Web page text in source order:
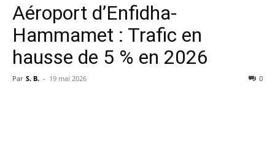
Aéroport d’Enfidha-
Hammamet : Trafic en
hausse de 5 % en 2026
Par S. B. - 19 mai 2026 0